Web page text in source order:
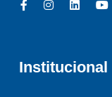
Institucional